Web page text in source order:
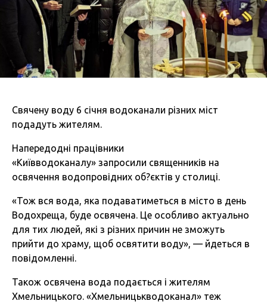
Свячену воду 6 січня водоканали різних міст
подадуть жителям.
Напередодні працівники
«Київводоканалу» запросили священників на
освячення водопровідних об?єктів у столиці.
«Тож вся вода, яка подаватиметься в місто в день
Водохреща, буде освячена. Це особливо актуально
для тих людей, які з різних причин не зможуть
прийти до храму, щоб освятити воду», — йдеться в
повідомленні.
Також освячена вода подається і жителям
Хмельницького. «Хмельницькводоканал» теж